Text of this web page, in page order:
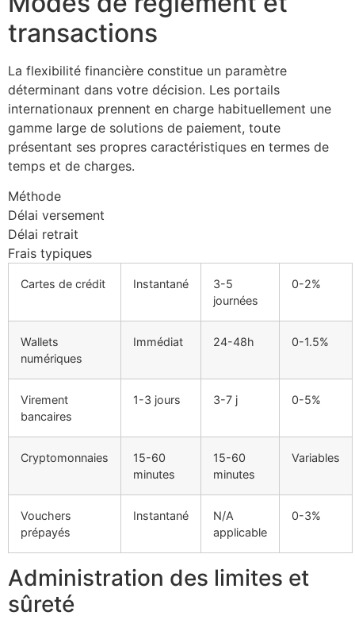
transactions
La flexibilité financière constitue un paramètre
déterminant dans votre décision. Les portails
internationaux prennent en charge habituellement une
gamme large de solutions de paiement, toute
présentant ses propres caractéristiques en termes de
temps et de charges.
Méthode
Délai versement
Délai retrait
Frais typiques
Cartes de crédit Instantané
3-5
journées
0-2%
Wallets
numériques
Immédiat 24-48h 0-1.5%
Virement
bancaires
1-3 jours 3-7 j 0-5%
Cryptomonnaies
15-60
minutes
15-60
minutes
Variables
Vouchers
prépayés
Instantané
N/A
applicable
0-3%
Administration des limites et
sûreté